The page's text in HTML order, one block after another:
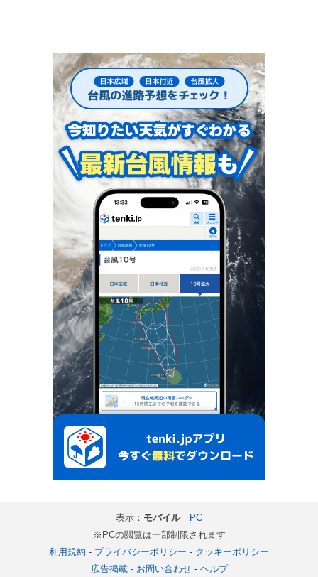
表示： モバイル｜ PC
※PCの閲覧は一部制限されます
利用規約 - プライバシーポリシー - クッキーポリシー
広告掲載- お問い合わせ- ヘルプ